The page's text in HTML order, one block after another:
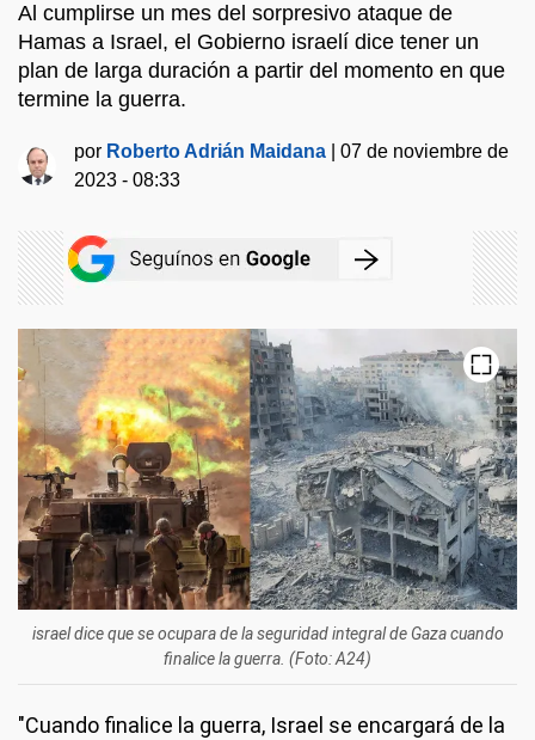
Al cumplirse un mes del sorpresivo ataque de
Hamas a Israel, el Gobierno israelí dice tener un
plan de larga duración a partir del momento en que
termine la guerra.
por Roberto Adrián Maidana |07 de noviembre de
2023 - 08:33
israel dice que se ocupara de la seguridad integral de Gaza cuando
finalice la guerra. (Foto: A24)
"Cuando finalice la guerra, Israel se encargará de la